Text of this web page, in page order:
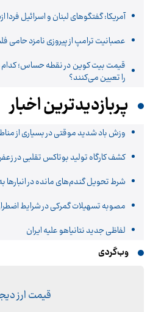
آمریکا: گفتگوهای لبنان و اسرائیل
عصبانیت ترامپ از پیروزی نامزد حامی
را تعیین می‌کنند؟
پربازدیدترین اخبار
وزش باد شدید موقتی در بسیاری از
کشف کارگاه تولید بوتاکس تقلبی در
شرط تحویل گندم‌های مانده در
مصوبه تسهیلات گمرکی در شرایط
لفاظی جدید نتانیاهو علیه ایران
وب‌گردی
قیمت ارز